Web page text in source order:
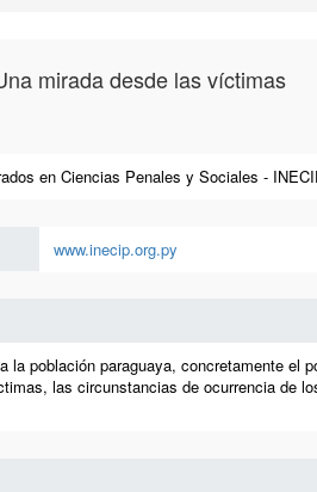
mirada desde las víctimas
en Ciencias Penales y Sociales -
www.inecip.org.py
población paraguaya, concretamente el
las circunstancias de ocurrencia de